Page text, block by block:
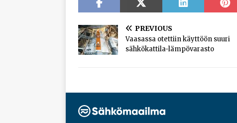
PREVIOUS
Vaasassa otettiin käyttöön suuri
sähkökattila-lämpövarasto